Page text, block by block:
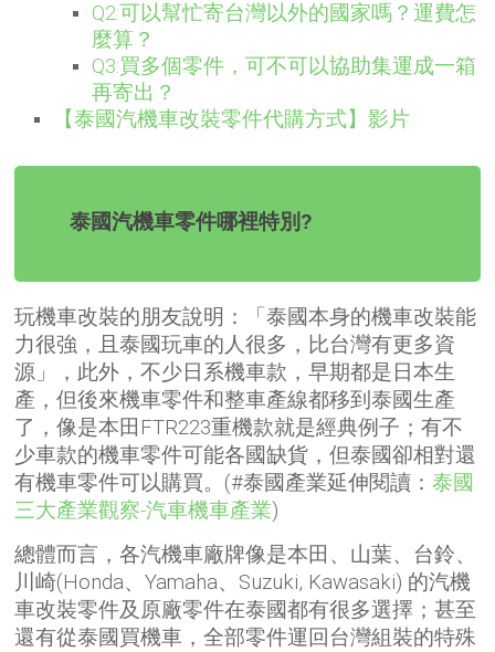
Q2:可以幫忙寄台灣以外的國家嗎？運費怎
麼算？
Q3:買多個零件，可不可以協助集運成一箱
再寄出？
【泰國汽機車改裝零件代購方式】影片
泰國汽機車零件哪裡特別?
玩機車改裝的朋友說明：「泰國本身的機車改裝能
力很強，且泰國玩車的人很多，比台灣有更多資
源」，此外，不少日系機車款，早期都是日本生
產，但後來機車零件和整車產線都移到泰國生產
了，像是本田FTR223重機款就是經典例子；有不
少車款的機車零件可能各國缺貨，但泰國卻相對還
有機車零件可以購買。(#泰國產業延伸閱讀：泰國
三大產業觀察-汽車機車產業)
總體而言，各汽機車廠牌像是本田、山葉、台鈴、
川崎(Honda、Yamaha、Suzuki, Kawasaki) 的汽機
車改裝零件及原廠零件在泰國都有很多選擇；甚至
還有從泰國買機車，全部零件運回台灣組裝的特殊